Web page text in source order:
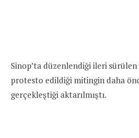
Sinop’ta düzenlendiği ileri
protesto edildiği mitingin daha
gerçekleştiği aktarılmıştı.